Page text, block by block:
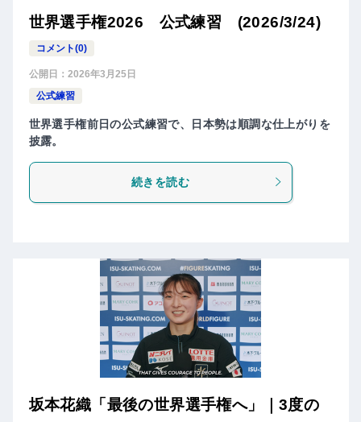
世界選手権2026 公式練習 (2026/3/24)
コメント(0)
公開日： 2026年3月25日
公式練習
世界選手権前日の公式練習で、日本勢は順調な仕上がりを
披露。
続きを読む
坂本花織「最後の世界選手権へ」｜3度の